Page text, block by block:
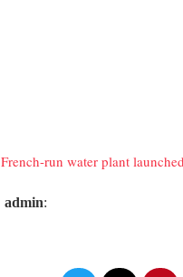
French-run water plant
admin: